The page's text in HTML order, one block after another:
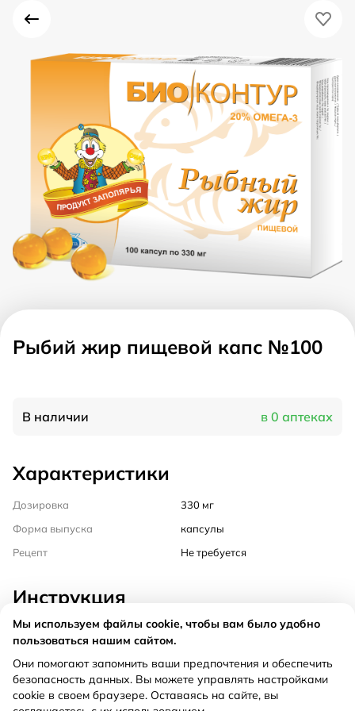
Рыбий жир пищевой капс №100
В наличии в 0 аптеках
Характеристики
Дозировка
330 мг
Форма выпуска
капсулы
Рецепт
Не требуется
Инструкция
Состав
Способ применения
Мы используем файлы cookie, чтобы вам было удобно
пользоваться нашим сайтом.
Они помогают запомнить ваши предпочтения и обеспечить
безопасность данных. Вы можете управлять настройками
cookie в своем браузере. Оставаясь на сайте, вы